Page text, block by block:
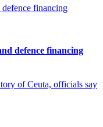
financing
defence financing
of Ceuta, officials say